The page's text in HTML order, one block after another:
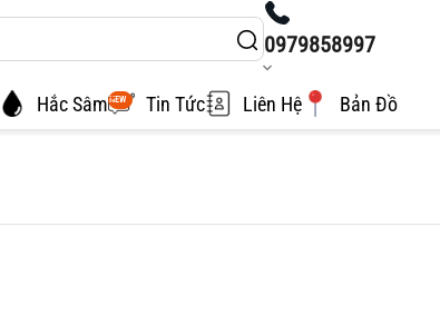
0979858997
Hắc Sâm NEW Tin Tức Liên Hệ Bản Đồ